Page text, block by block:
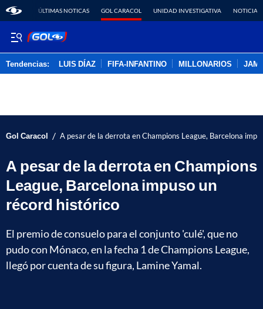
ÚLTIMAS NOTICAS GOL CARACOL UNIDAD INVESTIGATIVA NOTICIAS
Tendencias: LUIS DÍAZ FIFA-INFANTINO MILLONARIOS
Gol Caracol / A pesar de la derrota en Champions League, Barcelona
A pesar de la derrota en Champions
League, Barcelona impuso un
récord histórico
El premio de consuelo para el conjunto 'culé', que no
pudo con Mónaco, en la fecha 1 de Champions League,
llegó por cuenta de su figura, Lamine Yamal.